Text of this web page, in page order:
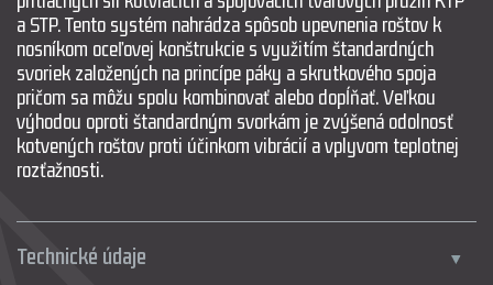
a STP. Tento systém nahrádza spôsob upevnenia roštov k
nosníkom oceľovej konštrukcie s využitím štandardných
svoriek založených na princípe páky a skrutkového spoja
pričom sa môžu spolu kombinovať alebo dopĺňať. Veľkou
výhodou oproti štandardným svorkám je zvýšená odolnosť
kotvených roštov proti účinkom vibrácií a vplyvom teplotnej
rozťažnosti.
Technické údaje